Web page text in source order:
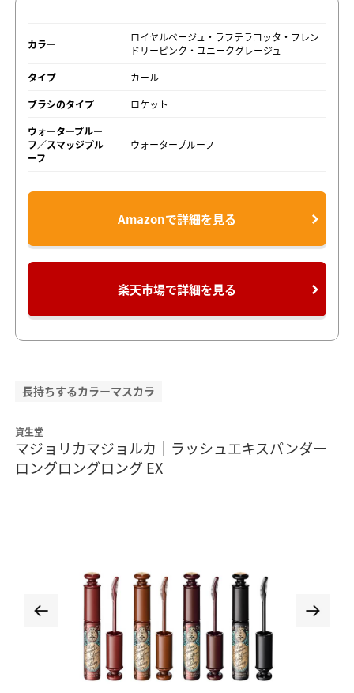
カラー
ロイヤルベージュ・ラフテラコッタ・フレン
ドリーピンク・ユニークグレージュ
タイプ
カール
ブラシのタイプ
ロケット
ウォータープルー
フ／スマッジプル
ーフ
ウォータープルーフ
Amazonで詳細を見る
楽天市場で詳細を見る
長持ちするカラーマスカラ
資生堂
マジョリカマジョルカ｜ラッシュエキスパンダー
ロングロングロング EX